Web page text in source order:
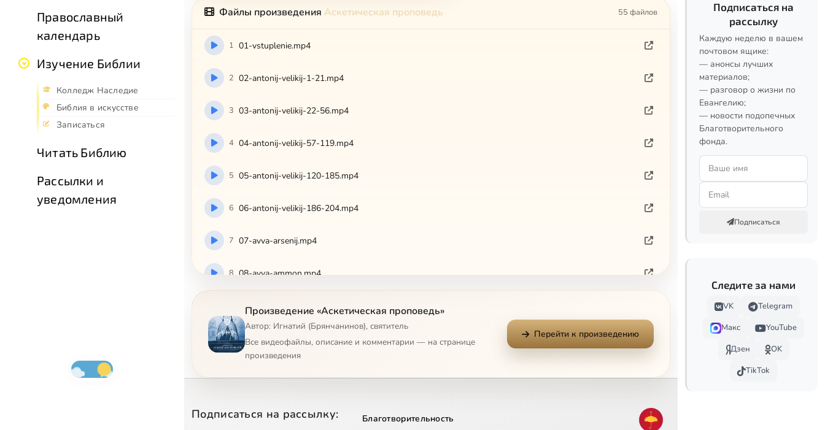
Православный
календарь
Изучение Библии
Колледж Наследие
Библия в искусстве
Записаться
Читать Библию
Рассылки и
уведомления
Файлы произведения Аскетическая проповедь 55 файлов
1 01-vstuplenie.mp4
2 02-antonij-velikij-1-21.mp4
3 03-antonij-velikij-22-56.mp4
4 04-antonij-velikij-57-119.mp4
5 05-antonij-velikij-120-185.mp4
6 06-antonij-velikij-186-204.mp4
7 07-avva-arsenij.mp4
8 08-avva-ammon.mp4
09-avva-ammoj.mp4
10 10-avva-anuv.mp4
Произведение «Аскетическая проповедь»
Автор: Игнатий (Брянчанинов), святитель
Все видеофайлы, описание и комментарии — на странице
произведения
Перейти к произведению
Подписаться на рассылку: Благотворительность
Подписаться на
рассылку
Каждую неделю в вашем
почтовом ящике:
— анонсы лучших
материалов;
— разговор о жизни по
Евангелию;
— новости подопечных
Благотворительного
фонда.
Подписаться
Следите за нами
VK
Telegram
Макс
YouTube
Дзен
OK
TikTok